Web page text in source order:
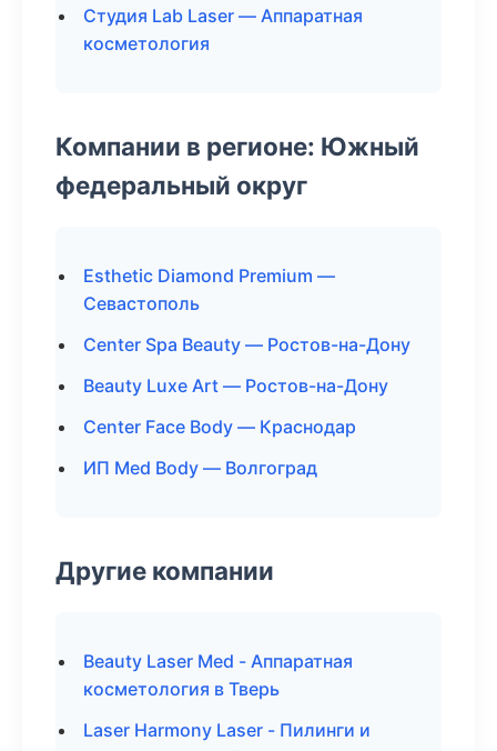
Студия Lab Laser — Аппаратная
косметология
Компании в регионе: Южный
федеральный округ
Esthetic Diamond Premium —
Севастополь
Center Spa Beauty — Ростов-на-Дону
Beauty Luxe Art — Ростов-на-Дону
Center Face Body — Краснодар
ИП Med Body — Волгоград
Другие компании
Beauty Laser Med - Аппаратная
косметология в Тверь
Laser Harmony Laser - Пилинги и